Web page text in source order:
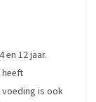
en 12 jaar.
voeding is ook